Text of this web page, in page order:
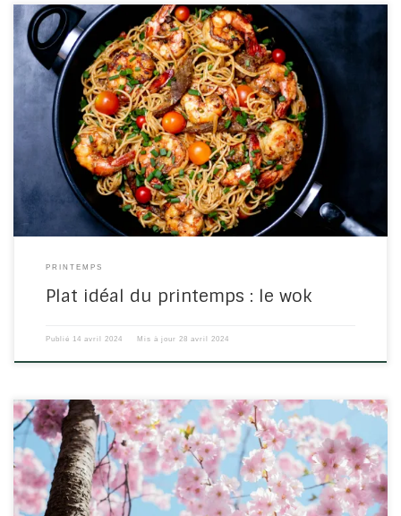
Ce plat incontournable de la cuisine asiatique est
particulièrement interessant d’un point de vue nutritionnel. Le wok
est une poêle qui est utilisée pour la cuisson à feu vif (saisie).
L’avantage de ce type de cuisson est de saisir rapidement les
ingrédients (les faire sauter) pour qu’ils soient cuits à […]
PRINTEMPS
Plat idéal du printemps : le wok
Publié 14 avril 2024 Mis à jour 28 avril 2024
La détoxification est devenue une sorte de rituel moderne du
Printemps, avec des personnes qui se lancent dans toutes sortes
de régimes plus ou moins restrictifs et de programmes pour se